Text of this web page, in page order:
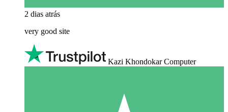
2 dias atrás
very good site
Kazi Khondokar Computer